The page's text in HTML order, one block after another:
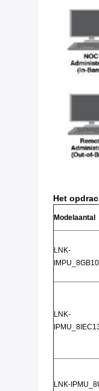
Het
Modelaantal
LNK-
LNK-
LNK-